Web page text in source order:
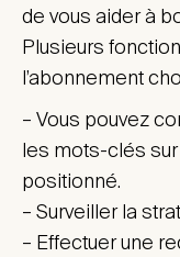
de vous aider à
Plusieurs
l’abonnement
– Vous pouvez
les mots-clés
positionné.
– Surveiller la
– Effectuer une